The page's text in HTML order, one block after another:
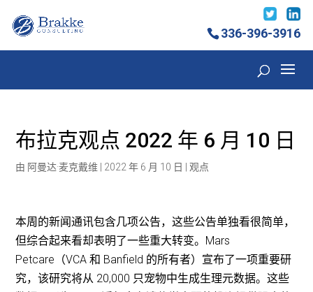
336-396-3916
布拉克观点 2022 年 6 月 10 日
由 阿曼达·麦克戴维 2022 年 6 月 10 日 |观点
本周的新闻通讯包含几项公告，这些公告单独看很简单，
但综合起来看却表明了一些重大转变。Mars
Petcare（VCA 和 Banfield 的所有者）宣布了一项重要研
究，该研究将从 20,000 只宠物中生成生理元数据。这些